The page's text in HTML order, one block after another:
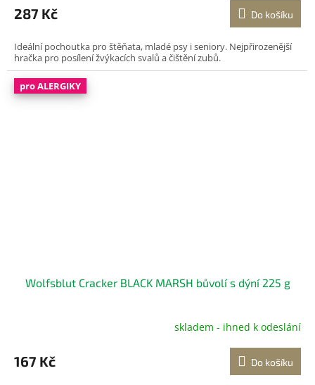
produktu
je
z
5
hvězdiček.
287 Kč Do košíku
Ideální pochoutka pro štěňata, mladé psy i seniory. Nejpřirozenější
hračka pro posílení žvýkacích svalů a čištění zubů.
pro ALERGIKY
Wolfsblut Cracker BLACK MARSH bůvolí s dýní 225 g
skladem - ihned k odeslání
167 Kč Do košíku